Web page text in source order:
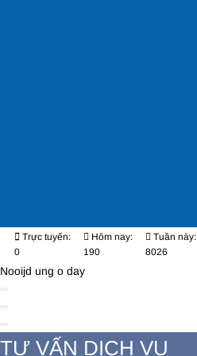
Trực tuyến:
0
Hôm nay:
190
Tuần này:
8026
Nooijd ung o day
TƯ VẤN DỊCH VỤ